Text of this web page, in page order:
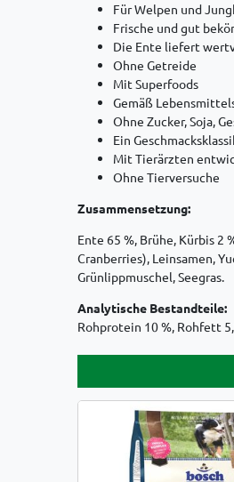
Für Welpen und
Frische und gut
Die Ente liefert
Ohne Getreide
Mit Superfoods
Gemäß
Ohne Zucker, Soja,
Ein
Mit Tierärzten
Ohne Tierversuche
Zusammensetzung:
Ente 65 %, Brühe, Kürbis
Cranberries), Leinsamen,
Grünlippmuschel, Seegras.
Analytische Bestandteile:
Rohprotein 10 %, Rohfett